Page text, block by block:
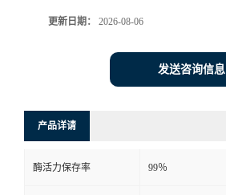
更新日期： 2026-08-06
发送咨询信息
产品详请
酶活力保存率 99％